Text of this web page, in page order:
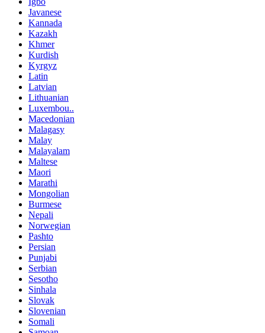
Javanese
Kannada
Kazakh
Khmer
Kurdish
Kyrgyz
Latin
Latvian
Lithuanian
Luxembou..
Macedonian
Malagasy
Malay
Malayalam
Maltese
Maori
Marathi
Mongolian
Burmese
Nepali
Norwegian
Pashto
Persian
Punjabi
Serbian
Sesotho
Sinhala
Slovak
Slovenian
Somali